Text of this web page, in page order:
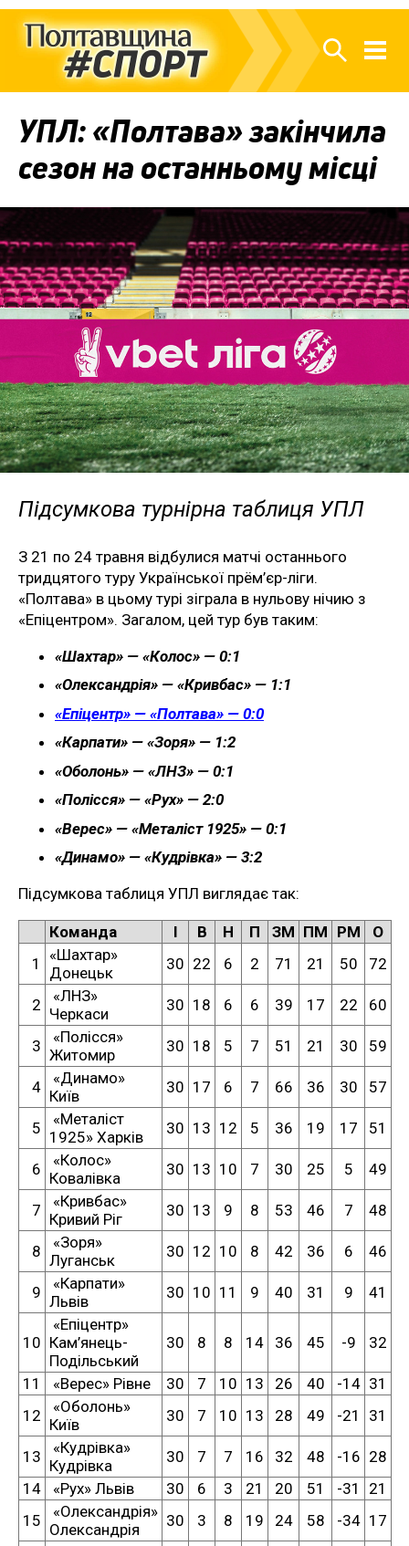
УПЛ: «Полтава» закінчила
сезон на останньому місці
Підсумкова турнірна таблиця УПЛ
З 21 по 24 травня відбулися матчі останнього
тридцятого туру Української прём’єр-ліги.
«Полтава» в цьому турі зіграла в нульову нічию з
«Епіцентром». Загалом, цей тур був таким:
«Шахтар» — «Колос» — 0:1
«Олександрія» — «Кривбас» — 1:1
«Епіцентр» — «Полтава» — 0:0
«Карпати» — «Зоря» — 1:2
«Оболонь» — «ЛНЗ» — 0:1
«Полісся» — «Рух» — 2:0
«Верес» — «Металіст 1925» — 0:1
«Динамо» — «Кудрівка» — 3:2
Підсумкова таблиця УПЛ виглядає так:
Команда І В Н П ЗМ ПМ РМ
О
1
«Шахтар»
Донецьк
30 22 6 2 71 21 50 72
2
«ЛНЗ»
Черкаси
30 18 6 6 39 17 22 60
3
«Полісся»
Житомир
30 18 5 7 51 21 30 59
4
«Динамо»
Київ
30 17 6 7 66 36 30 57
5
«Металіст
1925» Харків
30 13 12 5 36 19 17 51
6
«Колос»
Ковалівка
30 13 10 7 30 25 5 49
7
«Кривбас»
Кривий Ріг
30 13 9 8 53 46 7 48
8
«Зоря»
Луганськ
30 12 10 8 42 36 6 46
9
«Карпати»
Львів
30 10 11 9 40 31 9 41
10
«Епіцентр»
Кам’янець-
Подільський
30 8 8 14 36 45 -9 32
11 «Верес» Рівне 30 7 10 13 26 40 -14 31
12
«Оболонь»
Київ
30 7 10 13 28 49 -21 31
13
«Кудрівка»
Кудрівка
30 7 7 16 32 48 -16 28
14
«Рух» Львів 30 6 3 21 20 51 -31
21
15
«Олександрія»
Олександрія
30 3 8 19 24 58 -34 17